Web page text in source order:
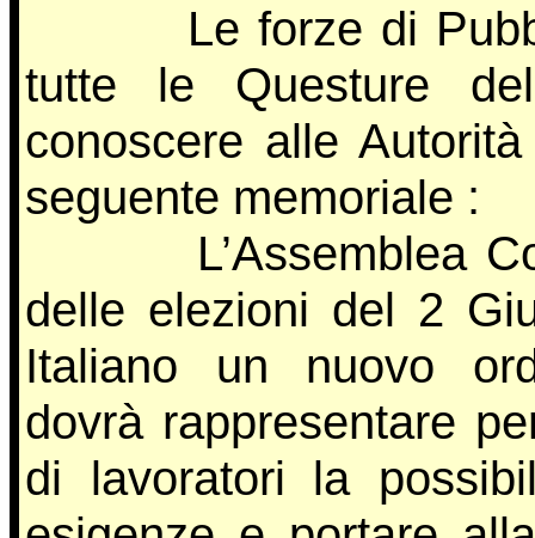
Le forze di
tutte le Questure
conoscere alle
seguente memoriale :
L’Assemblea
delle elezioni del 2
Italiano un nuovo
dovrà rappresentare
di lavoratori la